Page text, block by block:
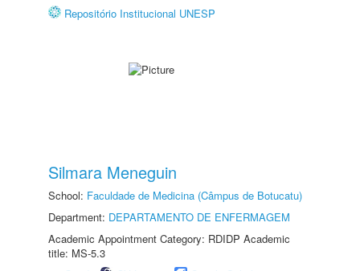
Repositório Institucional UNESP
Silmara Meneguin
School: Faculdade de Medicina (Câmpus de Botucatu)
Department: DEPARTAMENTO DE ENFERMAGEM
Academic Appointment Category: RDIDP Academic
title: MS-5.3